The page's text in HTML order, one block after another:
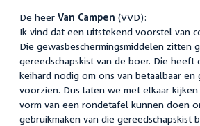
De heer Van Campen (VVD):
Ik vind dat een uitstekend voorstel van
Die gewasbeschermingsmiddelen zitten
gereedschapskist van de boer. Die heeft
keihard nodig om ons van betaalbaar
voorzien. Dus laten we met elkaar
vorm van een rondetafel kunnen doen
gebruikmaken van die gereedschapskist